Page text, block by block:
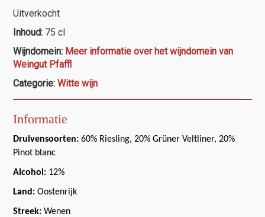
Uitverkocht
Inhoud: 75 cl
Wijndomein: Meer informatie over het wijndomein van
Weingut Pfaffl
Categorie:Witte wijn
Informatie
Druivensoorten:60% Riesling, 20% Grüner Veltliner, 20%
Pinot blanc
Alcohol: 12%
Land: Oostenrijk
Streek: Wenen